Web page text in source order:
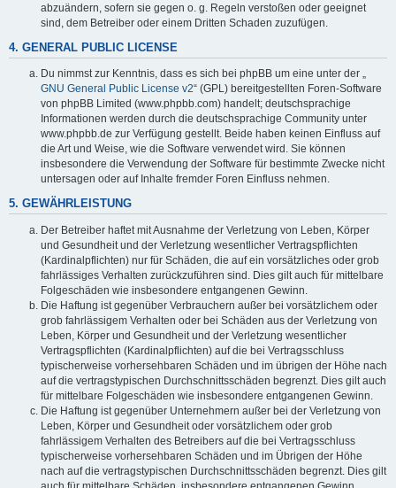
abzuändern, sofern sie gegen o. g. Regeln verstoßen oder geeignet
sind, dem Betreiber oder einem Dritten Schaden zuzufügen.
4. GENERAL PUBLIC LICENSE
Du nimmst zur Kenntnis, dass es sich bei phpBB um eine unter der „
GNU General Public License v2“ (GPL) bereitgestellten Foren-Software
von phpBB Limited (www.phpbb.com) handelt; deutschsprachige
Informationen werden durch die deutschsprachige Community unter
www.phpbb.de zur Verfügung gestellt. Beide haben keinen Einfluss auf
die Art und Weise, wie die Software verwendet wird. Sie können
insbesondere die Verwendung der Software für bestimmte Zwecke nicht
untersagen oder auf Inhalte fremder Foren Einfluss nehmen.
5. GEWÄHRLEISTUNG
Der Betreiber haftet mit Ausnahme der Verletzung von Leben, Körper
und Gesundheit und der Verletzung wesentlicher Vertragspflichten
(Kardinalpflichten) nur für Schäden, die auf ein vorsätzliches oder grob
fahrlässiges Verhalten zurückzuführen sind. Dies gilt auch für mittelbare
Folgeschäden wie insbesondere entgangenen Gewinn.
Die Haftung ist gegenüber Verbrauchern außer bei vorsätzlichem oder
grob fahrlässigem Verhalten oder bei Schäden aus der Verletzung von
Leben, Körper und Gesundheit und der Verletzung wesentlicher
Vertragspflichten (Kardinalpflichten) auf die bei Vertragsschluss
typischerweise vorhersehbaren Schäden und im übrigen der Höhe nach
auf die vertragstypischen Durchschnittsschäden begrenzt. Dies gilt auch
für mittelbare Folgeschäden wie insbesondere entgangenen Gewinn.
Die Haftung ist gegenüber Unternehmern außer bei der Verletzung von
Leben, Körper und Gesundheit oder vorsätzlichem oder grob
fahrlässigem Verhalten des Betreibers auf die bei Vertragsschluss
typischerweise vorhersehbaren Schäden und im Übrigen der Höhe
nach auf die vertragstypischen Durchschnittsschäden begrenzt. Dies gilt